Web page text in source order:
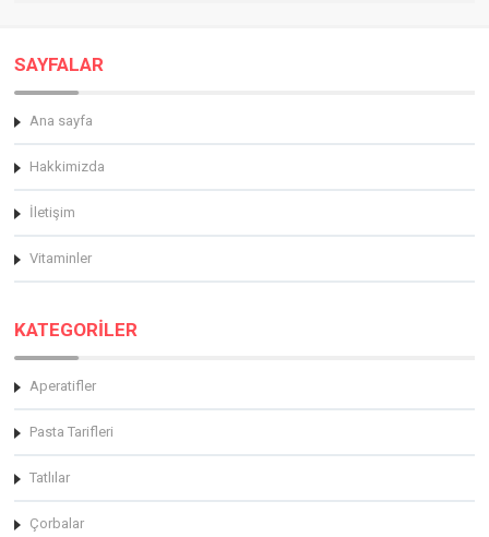
SAYFALAR
Ana sayfa
Hakkimizda
İletişim
Vitaminler
KATEGORİLER
Aperatifler
Pasta Tarifleri
Tatlılar
Çorbalar